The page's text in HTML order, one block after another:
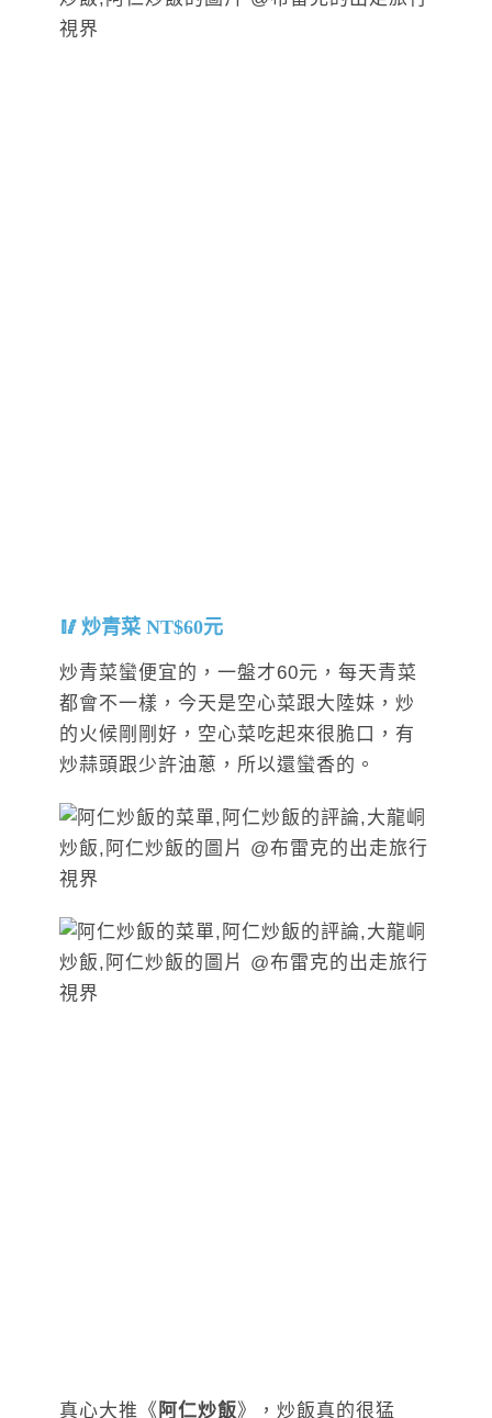
炒青菜 NT$60元
炒青菜蠻便宜的，一盤才60元，每天青菜
都會不一樣，今天是空心菜跟大陸妹，炒
的火候剛剛好，空心菜吃起來很脆口，有
炒蒜頭跟少許油蔥，所以還蠻香的。
真心大推《 阿仁炒飯》，炒飯真的很猛